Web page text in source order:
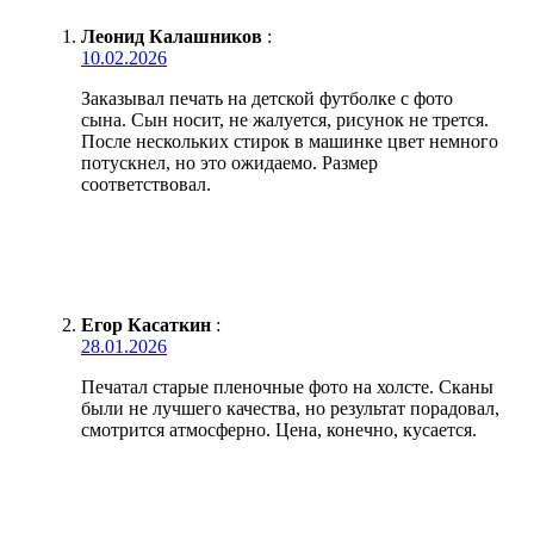
Леонид Калашников :
10.02.2026
Заказывал печать на детской футболке с фото
сына. Сын носит, не жалуется, рисунок не трется.
После нескольких стирок в машинке цвет немного
потускнел, но это ожидаемо. Размер
соответствовал.
Егор Касаткин :
28.01.2026
Печатал старые пленочные фото на холсте. Сканы
были не лучшего качества, но результат порадовал,
смотрится атмосферно. Цена, конечно, кусается.